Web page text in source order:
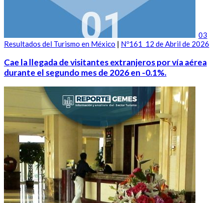
03
Resultados del Turismo en México | Nº161_12 de Abril de 2026
Cae la llegada de visitantes extranjeros por vía aérea
durante el segundo mes de 2026 en -0.1%.